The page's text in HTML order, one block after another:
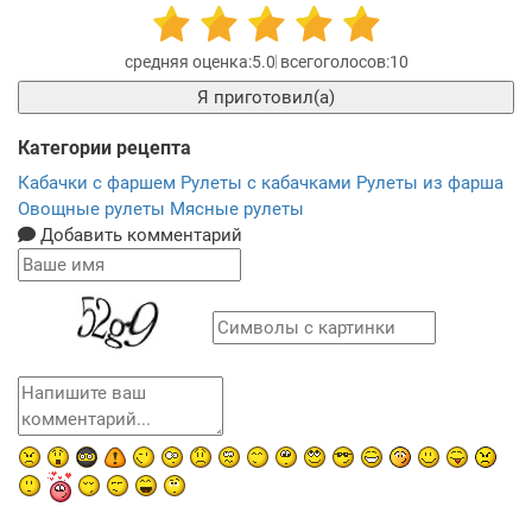
5.0 10
Я приготовил(а)
Категории рецепта
Кабачки с фаршем Рулеты с кабачками Рулеты из фарша
Овощные рулеты Мясные рулеты
Добавить комментарий